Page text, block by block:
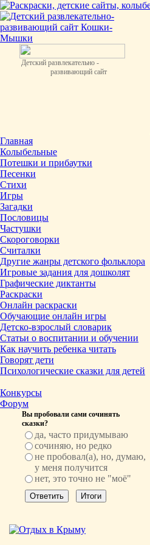
Детский развлекательно -
развивающий сайт
Главная
Колыбельные
Потешки и прибаутки
Песенки
Стихи
Игры
Загадки
Пословицы
Частушки
Скороговорки
Считалки
Другие жанры детского фольклора
Игровые задания для дошколят
Графические диктанты
Раскраски
Онлайн раскраски
Обучающие онлайн игры
Детско-взрослый словарик
Статьи о воспитании и обучении
Как научить ребенка читать
Говорят дети
Психологические сказки для детей
Конкурсы
Форум
Вы пробовали сами сочинять
сказки?
да, часто придумываю
сочиняю, но редко
не пробовал(а), но, думаю,
у меня получится
нет, это точно не "моё"